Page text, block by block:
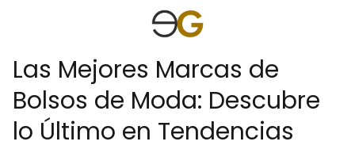
Las Mejores Marcas de
Bolsos de Moda: Descubre
lo Último en Tendencias